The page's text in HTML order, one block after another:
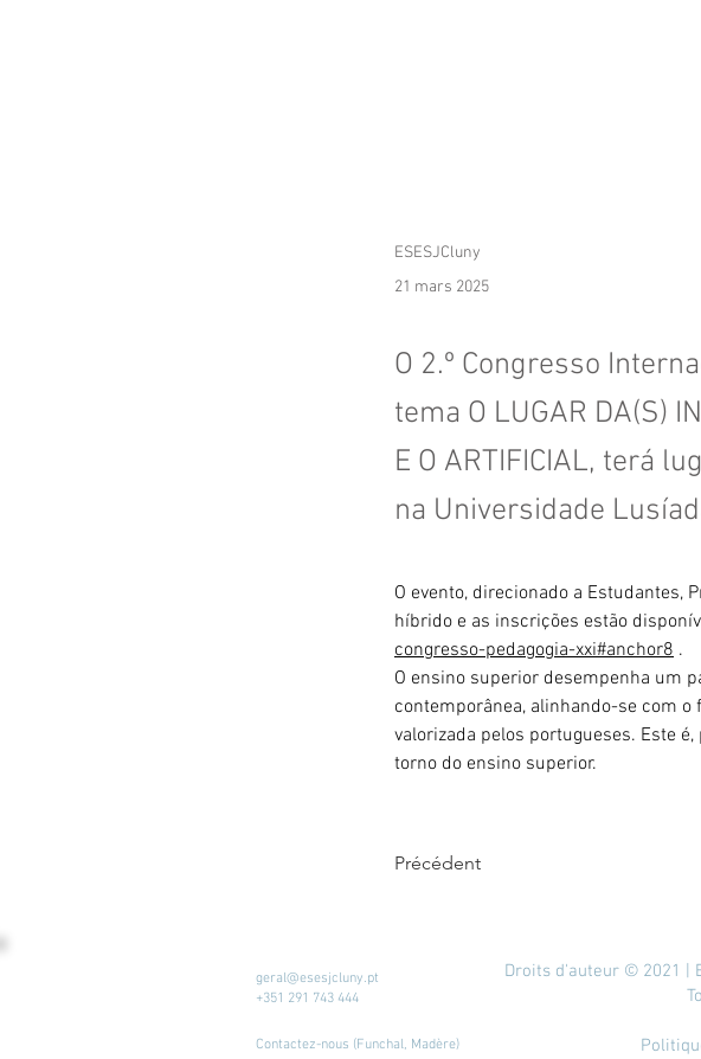
ESESJCluny
21 mars 2025
O 2.º Congresso
tema O LUGAR DA(S)
E O ARTIFICIAL, terá
na Universidade
O evento, direcionado a Estudantes,
híbrido e as inscrições estão
congresso-pedagogia-xxi#anchor8 .
O ensino superior desempenha um
contemporânea, alinhando-se com
valorizada pelos portugueses. Este
torno do ensino superior.
Précédent
geral@esesjcluny.pt
+351 291 743 444
Contactez-nous (Funchal, Madère)
Droits d'auteur © 2021 |